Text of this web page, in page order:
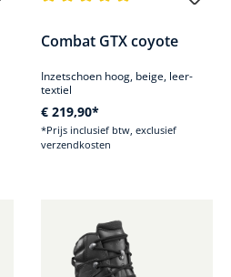
Combat GTX coyote
Inzetschoen hoog, beige, leer-
textiel
€ 219,90*
*Prijs inclusief btw, exclusief
verzendkosten